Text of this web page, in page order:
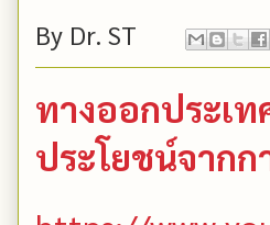
By Dr. ST
ทางออกประเ
ประโยชน์จาก